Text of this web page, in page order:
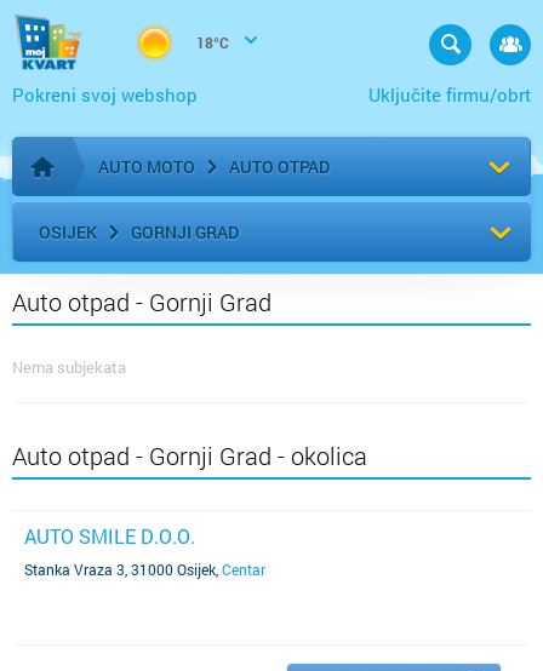
18°C
Uključite firmu/obrt
Pokreni svoj webshop
Početna stranica
AUTO MOTO AUTO OTPAD
OSIJEK GORNJI GRAD
Auto otpad - Gornji Grad
Nema subjekata
Auto otpad - Gornji Grad - okolica
AUTO SMILE D.O.O.
Stanka Vraza 3, 31000 Osijek Centar